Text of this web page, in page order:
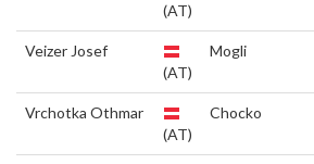
(AT)
Veizer Josef
(AT)
Mogli
Vrchotka Othmar
(AT)
Chocko